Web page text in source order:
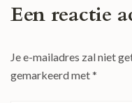
Een reactie
Je e-mailadres zal niet
gemarkeerd met*